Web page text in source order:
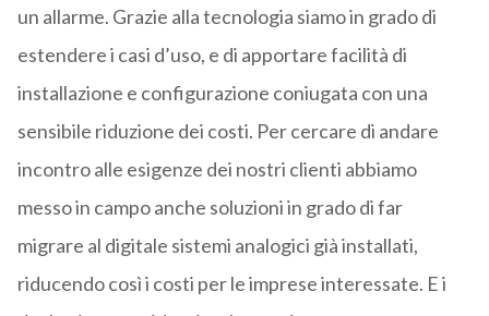
un allarme. Grazie alla tecnologia siamo in grado di
estendere i casi d’uso, e di apportare facilità di
installazione e configurazione coniugata con una
sensibile riduzione dei costi. Per cercare di andare
incontro alle esigenze dei nostri clienti abbiamo
messo in campo anche soluzioni in grado di far
migrare al digitale sistemi analogici già installati,
riducendo così i costi per le imprese interessate. E i